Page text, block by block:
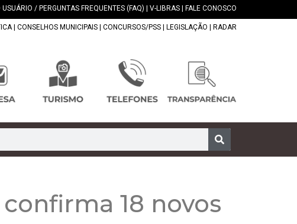
/ PERGUNTAS FREQUENTES (FAQ) V-LIBRAS FALE CONOSCO
| CONSELHOS MUNICIPAIS CONCURSOS/PSS LEGISLAÇÃO RADAR
18 novos